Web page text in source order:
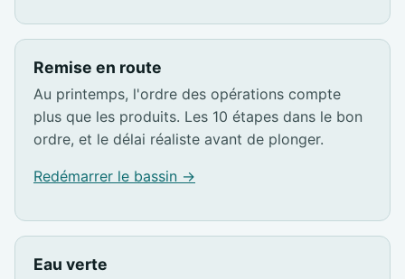
Remise en route
Au printemps, l'ordre des opérations compte
plus que les produits. Les 10 étapes dans le bon
ordre, et le délai réaliste avant de plonger.
Redémarrer le bassin →
Eau verte